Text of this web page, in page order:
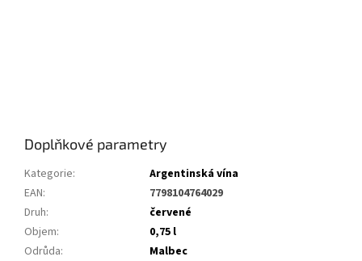
Doplňkové parametry
Kategorie:
Argentinská vína
EAN:
7798104764029
Druh:
červené
Objem:
0,75 l
Odrůda:
Malbec